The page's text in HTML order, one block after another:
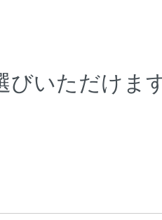
いただけます